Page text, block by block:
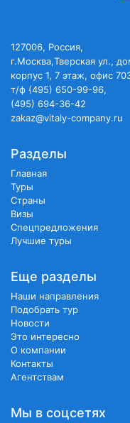
127006, Россия,
г.Москва,Тверская ул.,
корпус 1, 7 этаж, офис
т/ф (495) 650-99-96,
(495) 694-36-42
zakaz@vitaly-company.ru
Разделы
Главная
Туры
Страны
Визы
Спецпредложения
Лучшие туры
Еще разделы
Наши направления
Подобрать тур
Новости
Это интересно
О компании
Контакты
Агентствам
Мы в соцсетях